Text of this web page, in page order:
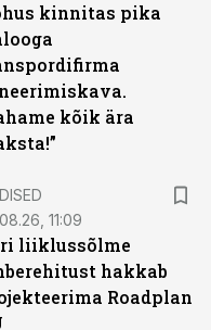
kinnitas pika
kõik ära
11:09
liiklussõlme
hakkab
Roadplan